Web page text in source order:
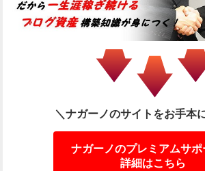
＼ナガーノのサイトをお手本
ナガーノのプレミアムサポ
詳細はこちら